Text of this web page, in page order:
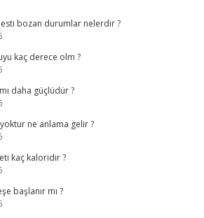
bozan durumlar nelerdir ?
kaç derece olm ?
daha güçlüdür ?
ne anlama gelir ?
kaç kaloridir ?
başlanır mı ?